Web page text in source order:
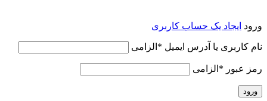
ورود ایجاد یک حساب کاربری
نام کاربری یا آدرس ایمیل * الزامی
رمز عبور * الزامی
ورود